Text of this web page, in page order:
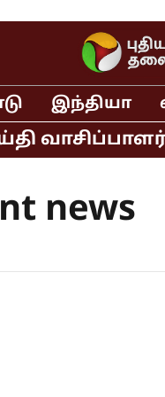
இந்தியா
news